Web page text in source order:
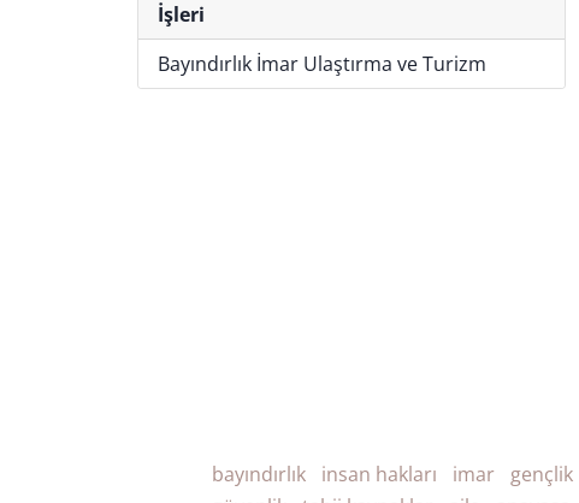
İşleri
Bayındırlık İmar Ulaştırma ve Turizm
bayındırlık insan hakları imar gençlik